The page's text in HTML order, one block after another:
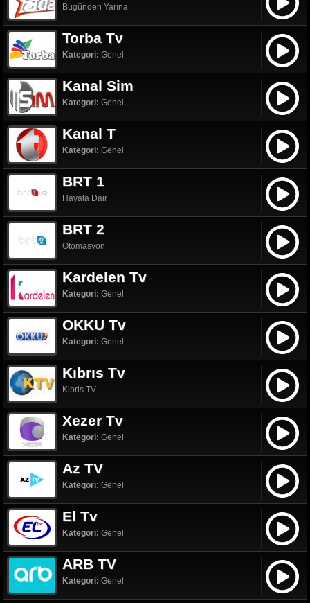
Bugünden Yarına
Torba Tv
Kategori: Genel
Kanal Sim
Kategori: Genel
Kanal T
Kategori: Genel
BRT 1
Hayata Dair
BRT 2
Otomasyon
Kardelen Tv
Kategori: Genel
OKKU Tv
Kategori: Genel
Kıbrıs Tv
Kibris TV
Xezer Tv
Kategori: Genel
Az TV
Kategori: Genel
El Tv
Kategori: Genel
ARB TV
Kategori: Genel